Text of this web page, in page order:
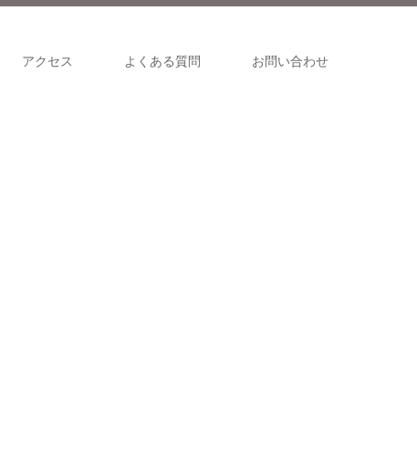
アクセス よくある質問 お問い合わせ